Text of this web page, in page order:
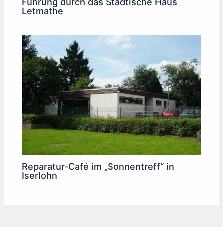
Letmathe
Reparatur-Café im „Sonnentreff“ in
Iserlohn